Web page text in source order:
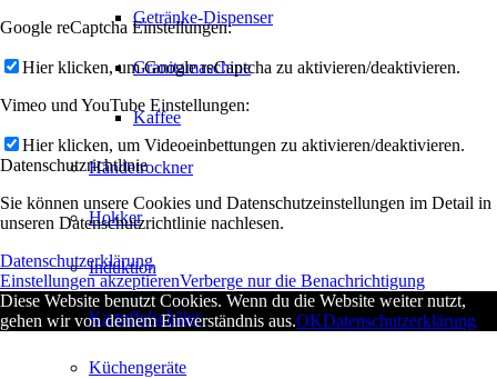
Getränke-Dispenser
Granitamaschine
Kaffee
Händetrockner
Hokker
Induktion
Kartoffelschäler
Küchengeräte
Google reCaptcha Einstellungen:
Hier klicken, um Google reCaptcha zu aktivieren/deaktivieren.
Vimeo und YouTube Einstellungen:
Hier klicken, um Videoeinbettungen zu aktivieren/deaktivieren.
Datenschutzrichtlinie
Sie können unsere Cookies und Datenschutzeinstellungen im Detail in
unseren Datenschutzrichtlinie nachlesen.
Datenschutzerklärung
Einstellungen akzeptierenVerberge nur die Benachrichtigung
Diese Website benutzt Cookies. Wenn du die Website weiter nutzt,
gehen wir von deinem Einverständnis aus.OKDatenschutzerklärung